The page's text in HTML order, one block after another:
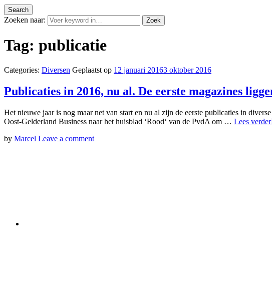
Search
Zoeken naar: Zoek
Tag: publicatie
Categories: Diversen Geplaatst op 12 januari 20163 oktober 2016
Publicaties in 2016, nu al. De eerste magazines
Het nieuwe jaar is nog maar net van start en nu al zijn de eerste publicaties in
Oost-Gelderland Business naar het huisblad ‘Rood‘ van de PvdA om … Lees verder
by Marcel Leave a comment